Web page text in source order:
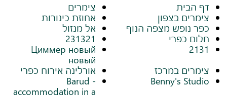
דף הבית
צימרים
צימרים בצפון
אחוזת כינורות
כפר נופש מצפה הנוף
אל מנזול
חלום כפרי
231321
2131
Циммер новый
новый
צימרים במרכז
אורלינה אירוח כפרי
Benny's Studio
Barud -
accommodation in a